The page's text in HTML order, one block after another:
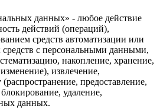
данных» - любое действие
действий (операций),
средств автоматизации или
средств с персональными данными,
накопление, хранение,
извлечение,
предоставление,
удаление,
данных.